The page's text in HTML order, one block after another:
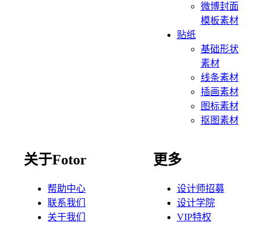
微博封面
模板素材
贴纸
基础形状
素材
线条素材
插画素材
图标素材
抠图素材
关于Fotor
帮助中心
联系我们
关于我们
更多
设计师招募
设计学院
VIP特权